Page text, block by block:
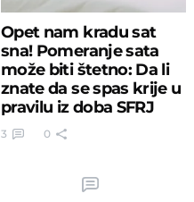
Opet nam kradu sat
sna! Pomeranje sata
može biti štetno: Da li
znate da se spas krije u
pravilu iz doba SFRJ
3 0